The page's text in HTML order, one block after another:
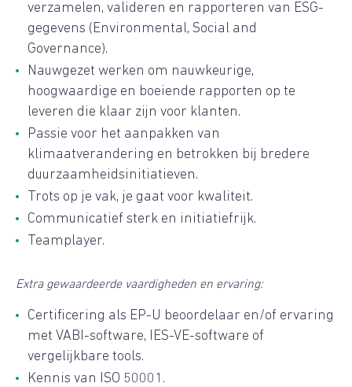
verzamelen, valideren en rapporteren van ESG-
gegevens (Environmental, Social and
Governance).
Nauwgezet werken om nauwkeurige,
hoogwaardige en boeiende rapporten op te
leveren die klaar zijn voor klanten.
Passie voor het aanpakken van
klimaatverandering en betrokken bij bredere
duurzaamheidsinitiatieven.
Trots op je vak, je gaat voor kwaliteit.
Communicatief sterk en initiatiefrijk.
Teamplayer.
Extra gewaardeerde vaardigheden en ervaring:
Certificering als EP-U beoordelaar en/of ervaring
met VABI-software, IES-VE-software of
vergelijkbare tools.
Kennis van ISO 50001.